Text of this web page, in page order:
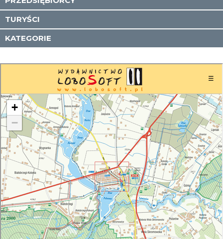
TURYŚCI
KATEGORIE